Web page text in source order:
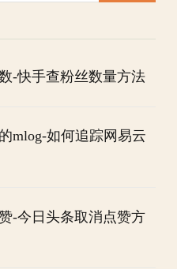
-快手查粉丝数量方法
mlog-如何追踪网易云
-今日头条取消点赞方